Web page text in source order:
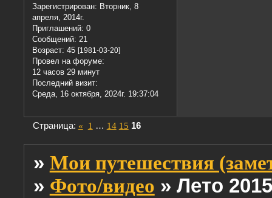
Зарегистрирован: Вторник, 8
апреля, 2014г.
Приглашений: 0
Сообщений: 21
Возраст: 45[1981-03-20]
Провел на форуме:
12 часов 29 минут
Последний визит:
Среда, 16 октября, 2024г. 19:37:04
Страница: « 1 … 14 15 16
» Мои путешествия
» Фото/видео » Лето 2015